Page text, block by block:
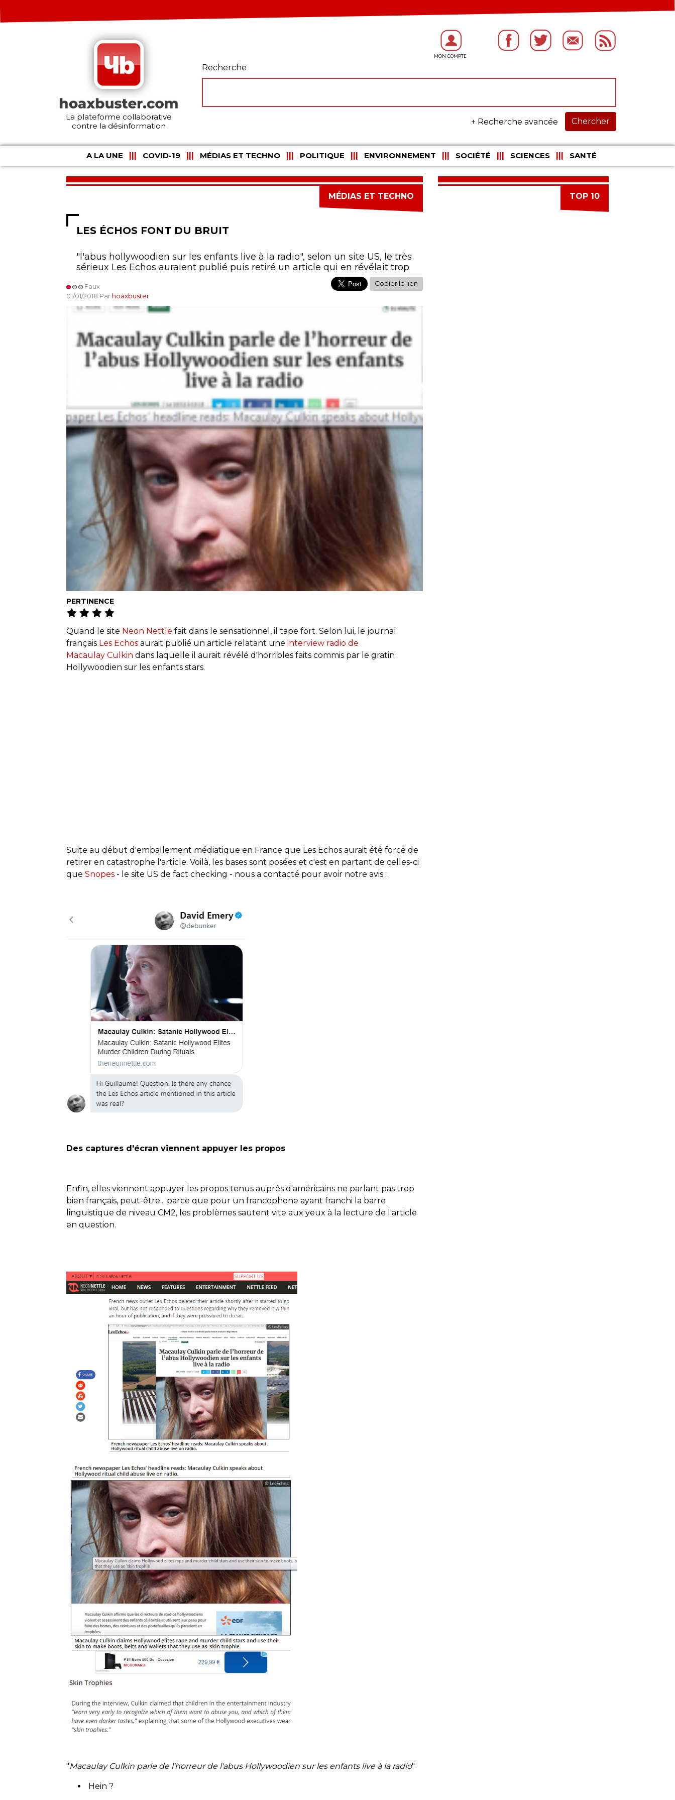
La plateforme collaborative
contre la désinformation
Recherche
Chercher
+ Recherche avancée
A LA UNE COVID-19 MÉDIAS ET TECHNO POLITIQUE ENVIRONNEMENT SOCIÉTÉ SCIENCES SANTÉ
MÉDIAS ET TECHNO
LES ÉCHOS FONT DU BRUIT
"l'abus hollywoodien sur les enfants live à la radio", selon un site US, le très
sérieux Les Echos auraient publié puis retiré un article qui en révélait trop
Faux
01/01/2018 Par hoaxbuster
Copier le lien
PERTINENCE
Quand le site Neon Nettle fait dans le sensationnel, il tape fort. Selon lui, le journal
français Les Echos aurait publié un article relatant une interview radio de
Macaulay Culkin dans laquelle il aurait révélé d'horribles faits commis par le gratin
Hollywoodien sur les enfants stars.
Suite au début d'emballement médiatique en France que Les Echos aurait été forcé de
retirer en catastrophe l'article. Voilà, les bases sont posées et c'est en partant de celles-ci
que Snopes - le site US de fact checking - nous a contacté pour avoir notre avis :
Des captures d'écran viennent appuyer les propos
Enfin, elles viennent appuyer les propos tenus auprès d'américains ne parlant pas trop
bien français, peut-être... parce que pour un francophone ayant franchi la barre
linguistique de niveau CM2, les problèmes sautent vite aux yeux à la lecture de l'article
en question.
"Macaulay Culkin parle de l'horreur de l'abus Hollywoodien sur les enfants live à la radio"
Hein ?
TOP 10